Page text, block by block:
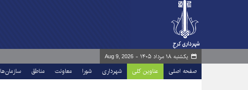
یکشنبه ۱۸ مرداد ۱۴۰۵ - Aug 9, 2026
صفحه اصلی عناوین کلی شهرداری شورا معاونت مناطق سازمان‌ها